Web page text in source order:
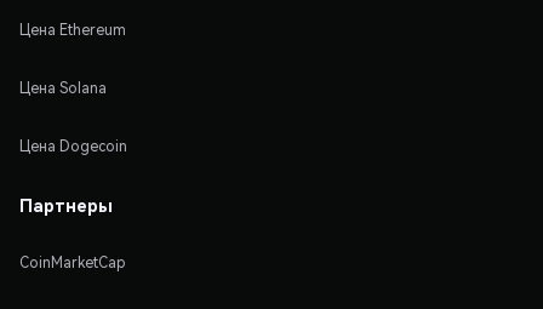
Цена Ethereum
Цена Solana
Цена Dogecoin
Партнеры
CoinMarketCap